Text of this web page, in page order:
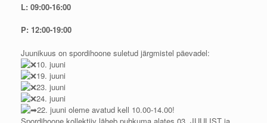
L: 09:00-16:00
P: 12:00-19:00
Juunikuus on spordihoone suletud järgmistel päevadel:
10. juuni
19. juuni
23. juuni
24. juuni
22. juuni oleme avatud kell 10.00-14.00!